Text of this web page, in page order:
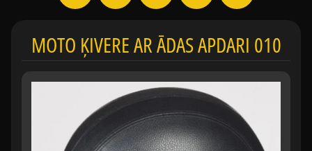
MOTO ĶIVERE AR ĀDAS APDARI 010